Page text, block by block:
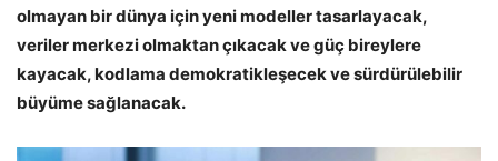
olmayan bir dünya için yeni modeller tasarlayacak,
veriler merkezi olmaktan çıkacak ve güç bireylere
kayacak, kodlama demokratikleşecek ve sürdürülebilir
büyüme sağlanacak.